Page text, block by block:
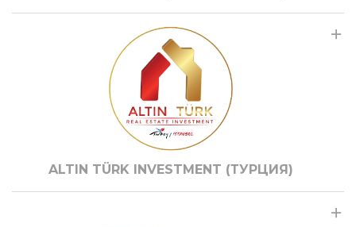
ALTIN TÜRK INVESTMENT (ТУРЦИЯ)